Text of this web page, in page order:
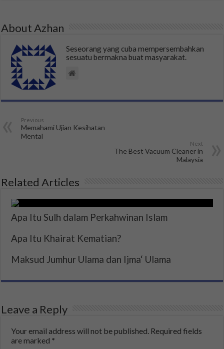
About Azhan
Seseorang yang cuba mempersembahkan
sesuatu bermakna buat masyarakat.
Previous
Memahami Ujian Kesihatan
Mental
Next
The Best Vacuum Cleaner in
Malaysia
Related Articles
Apa Itu Sulh dalam Perkahwinan Islam
Apa Itu Khairat Kematian?
Maksud Jumhur Ulama dan Ijma‘ Ulama
Leave a Reply
Your email address will not be published. Required fields
are marked *